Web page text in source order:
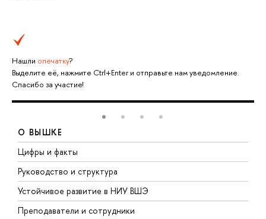
Нашли опечатку?
Выделите её, нажмите Ctrl+Enter и отправьте нам уведомление.
Спасибо за участие!
О ВЫШКЕ
Цифры и факты
Руководство и структура
Устойчивое развитие в НИУ ВШЭ
Преподаватели и сотрудники